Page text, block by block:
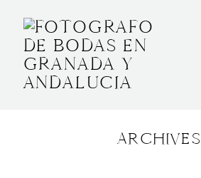
ARCHIVES
BODAS